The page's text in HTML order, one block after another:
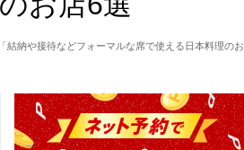
納や接待などフォーマルな席で使える日本料理のお